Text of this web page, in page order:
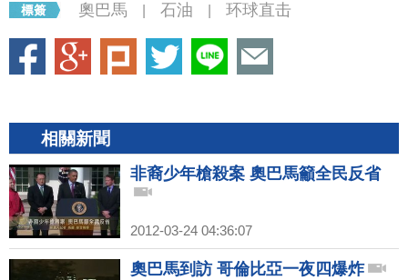
奧巴馬 石油 环球直击
相關新聞
非裔少年槍殺案 奧巴馬籲全民反省
2012-03-24 04:36:07
奧巴馬到訪 哥倫比亞一夜四爆炸